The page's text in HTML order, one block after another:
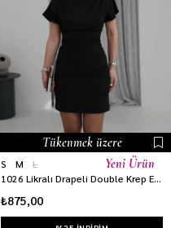
Tükenmek üzere
S M
L
1026 Likralı Drapeli Double Krep Elbise SİYAH
₺875,00
Yeni Ürün